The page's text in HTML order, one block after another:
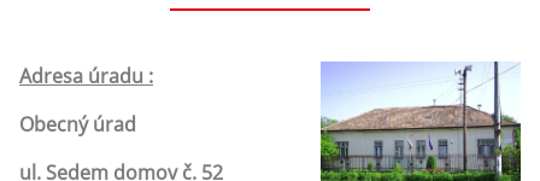
Adresa úradu :
Obecný úrad
ul. Sedem domov č. 52